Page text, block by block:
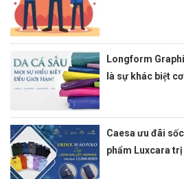
Longform
là sự khác biệt
Caesa ưu đãi
phẩm Luxcara